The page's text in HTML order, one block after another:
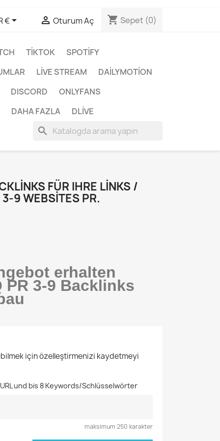
€  Oturum Aç shopping_cart Sepet (0)
TIKTOK
SPOTIFY
LIVE STREAM
DAILYMOTION
DISCORD
ONLYFANS
DAHA FAZLA DLIVE
search
FÜR IHRE LINKS /
9 WEBSITES PR.
erhalten
PR 3-9 Backlinks
için özelleştirmenizi kaydetmeyi
und bis 8 Keywords/Schlüsselwörter
maksimum 250 karakter